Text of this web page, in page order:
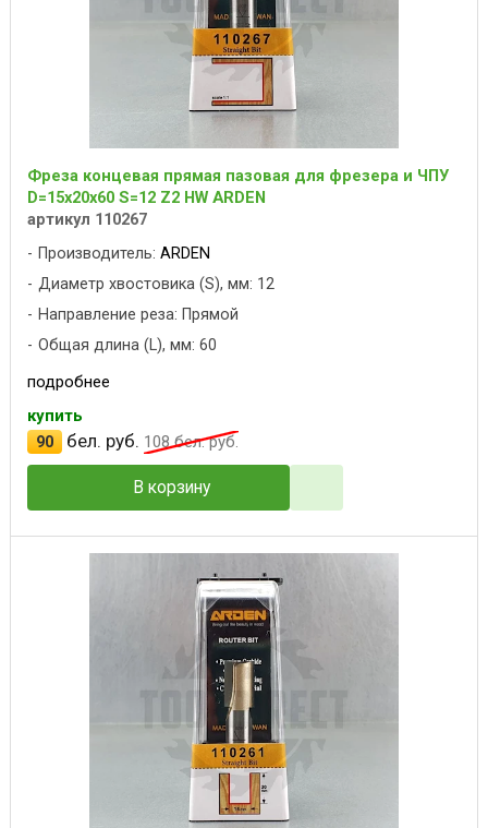
Фреза концевая прямая пазовая для фрезера и ЧПУ
D=15x20x60 S=12 Z2 HW ARDEN
артикул 110267
Производитель: ARDEN
Диаметр хвостовика (S), мм: 12
Направление реза: Прямой
Общая длина (L), мм: 60
подробнее
купить
90
бел. руб. 108бел. руб.
В корзину